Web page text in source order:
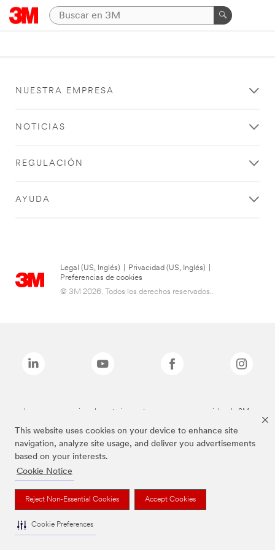
This website uses cookies on your device to enhance site
navigation, analyze site usage, and deliver you advertisements
based on your interests.
Cookie Notice
Reject Non-Essential Cookies Accept Cookies
Cookie Preferences
NUESTRA EMPRESA
NOTICIAS
REGULACIÓN
AYUDA
Legal (US, Inglés) Privacidad (US, Inglés)
Preferencias de cookies
© 3M 2026. Todos los derechos reservados..
Las marcas mencionadas anteriormente son marcas comerciales de 3M.